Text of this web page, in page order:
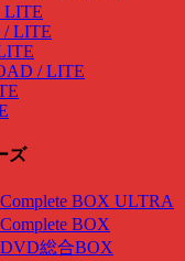
LITE
/ LITE
/ LITE
ズ
BOX ULTRA
BOX
総合BOX